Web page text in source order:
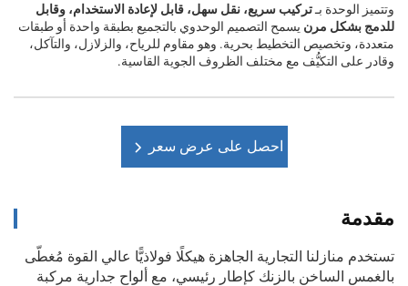
وتتميز الوحدة بـتركيب سريع، نقل سهل، قابل لإعادة الاستخدام، وقابل
للدمج بشكل مرن يسمح التصميم الوحدوي بالتجميع بطبقة واحدة أو طبقات
متعددة، وتخصيص التخطيط بحرية. وهو مقاوم للرياح، والزلازل، والتآكل،
وقادر على التكيُّف مع مختلف الظروف الجوية القاسية.
احصل على عرض سعر
مقدمة
تستخدم منازلنا التجارية الجاهزة هيكلًا فولاذيًّا عالي القوة مُغطّى
بالغمس الساخن بالزنك كإطار رئيسي، مع ألواح جدارية مركبة